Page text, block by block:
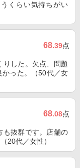
くらい気持ちがい
68.39点
りした。欠点、問題
かった。（50代／女
68.08点
も抜群です。店舗の
20代／女性）